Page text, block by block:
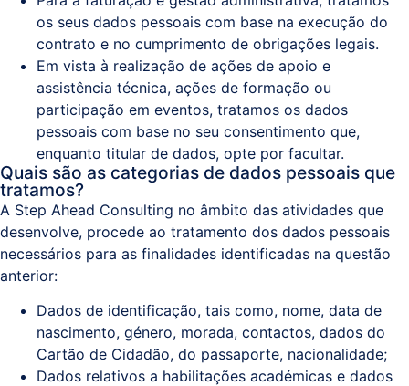
os seus dados pessoais com base na execução do
contrato e no cumprimento de obrigações legais.
Em vista à realização de ações de apoio e
assistência técnica, ações de formação ou
participação em eventos, tratamos os dados
pessoais com base no seu consentimento que,
enquanto titular de dados, opte por facultar.
Quais são as categorias de dados pessoais que
tratamos?
A Step Ahead Consulting no âmbito das atividades que
desenvolve, procede ao tratamento dos dados pessoais
necessários para as finalidades identificadas na questão
anterior:
Dados de identificação, tais como, nome, data de
nascimento, género, morada, contactos, dados do
Cartão de Cidadão, do passaporte, nacionalidade;
Dados relativos a habilitações académicas e dados